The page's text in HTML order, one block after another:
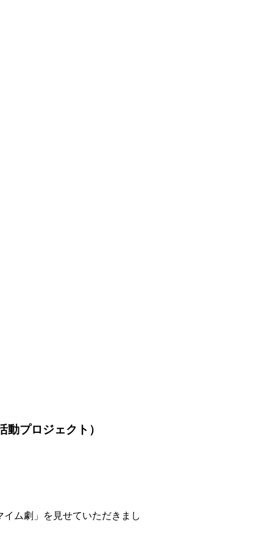
プロジェクト）
ム劇」を見せていただきまし